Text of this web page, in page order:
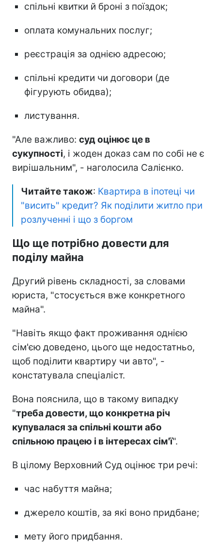
спільні квитки й броні з поїздок;
оплата комунальних послуг;
реєстрація за однією адресою;
спільні кредити чи договори (де
фігурують обидва);
листування.
"Але важливо: суд оцінює це в
сукупності, і жоден доказ сам по собі не є
вирішальним", - наголосила Салієнко.
Читайте також: Квартира в іпотеці чи
"висить" кредит? Як поділити житло при
розлученні і що з боргом
Що ще потрібно довести для
поділу майна
Другий рівень складності, за словами
юриста, "стосується вже конкретного
майна".
"Навіть якщо факт проживання однією
сім'єю доведено, цього ще недостатньо,
щоб поділити квартиру чи авто", -
констатувала спеціаліст.
Вона пояснила, що в такому випадку
"треба довести, що конкретна річ
купувалася за спільні кошти або
спільною працею і в інтересах сім'ї".
В цілому Верховний Суд оцінює три речі:
час набуття майна;
джерело коштів, за які воно придбане;
мету його придбання.